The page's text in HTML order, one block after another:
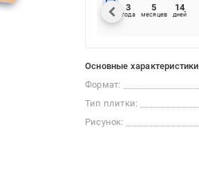
3
года
5
месяцев
14
дней
Основные характеристики
Формат:
Тип плитки:
Рисунок: